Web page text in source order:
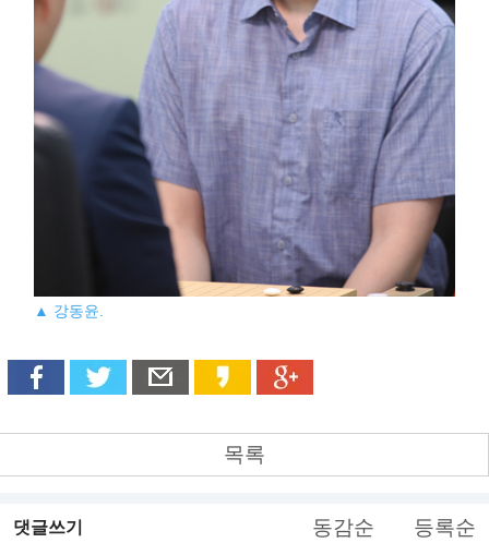
▲ 강동윤.
목록
댓글쓰기 동감순 등록순